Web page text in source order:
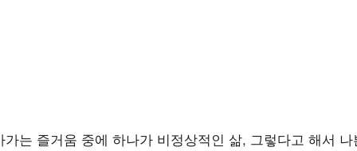
는 즐거움 중에 하나가 비정상적인 삶, 그렇다고 해서